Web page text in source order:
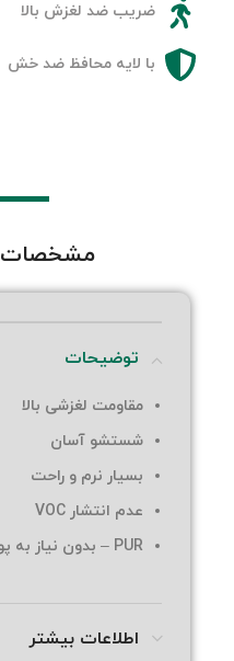
ضریب ضد لغزش بالا
با لایه محافظ ضد خش
مشخصات
توضیحات
مقاومت لغزشی بالا
شستشو آسان
بسیار نرم و راحت
عدم انتشار VOC
PUR – بدون نیاز به پولیش
اطلاعات بیشتر